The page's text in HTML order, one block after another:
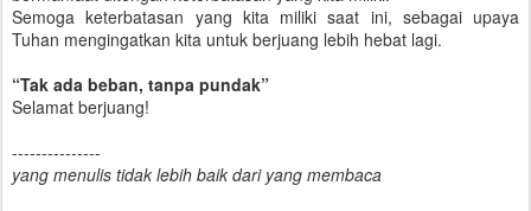
Semoga keterbatasan yang kita miliki saat ini, sebagai upaya
Tuhan mengingatkan kita untuk berjuang lebih hebat lagi.
“Tak ada beban, tanpa pundak”
Selamat berjuang!
---------------
yang menulis tidak lebih baik dari yang membaca